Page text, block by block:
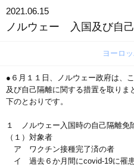
2021.06.15
ノルウェー 入国及び自
ヨーロ
●６月１１日、ノルウェー政府は、
及び自己隔離に関する措置を取り
下のとおりです。
１ ノルウェー入国時の自己隔離免
（１）対象者
ア ワクチン接種完了済の者
イ 過去６か月間にcovid-19に罹